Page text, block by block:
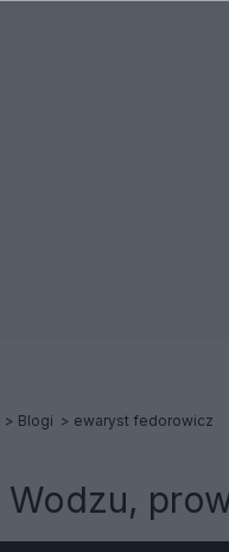
Blogi ewaryst fedorowicz
Wodzu,